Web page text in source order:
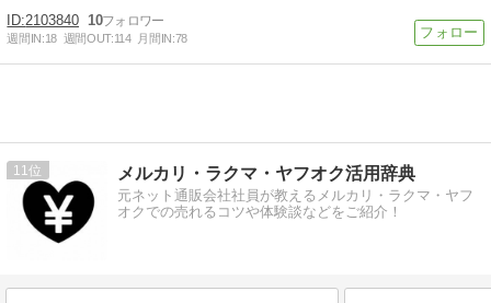
2103840 10
週間IN:18 週間OUT:114 月間IN:78
11 メルカリ・ラクマ・ヤフオク活用辞典
元ネット通販会社社員が教えるメルカリ・ラクマ・ヤフ
オクでの売れるコツや体験談などをご紹介！